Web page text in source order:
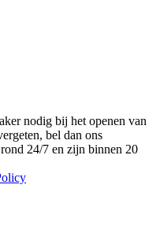
nodig bij het openen van
bel dan ons
24/7 en zijn binnen 20